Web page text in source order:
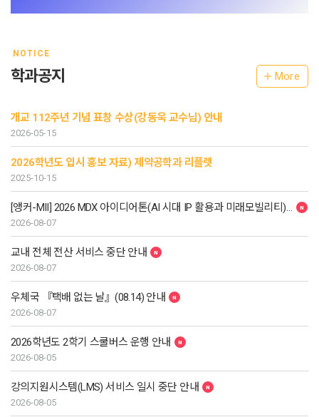
NOTICE
학과공지 More
개교 112주년 기념 표창 수상(강동욱 교수님) 안내
2026-05-15
2026학년도 입시 홍보 자료) 제약공학과 리플렛
2025-10-15
[앵커-MII] 2026 MDX 아이디어톤(AI 시대 IP 활용과 미래모빌리티) 학생 모집
2026-08-07
교내 전체 전산 서비스 중단 안내
2026-08-07
우체국 『택배 없는 날』(08.14) 안내
2026-08-07
2026학년도 2학기 스쿨버스 운행 안내
2026-08-05
강의지원시스템(LMS) 서비스 일시 중단 안내
2026-08-05